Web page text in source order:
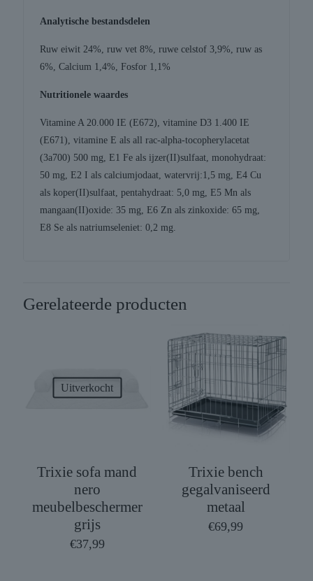
Analytische bestandsdelen
Ruw eiwit 24%, ruw vet 8%, ruwe celstof 3,9%, ruw as
6%, Calcium 1,4%, Fosfor 1,1%
Nutritionele waardes
Vitamine A 20.000 IE (E672), vitamine D3 1.400 IE
(E671), vitamine E als all rac-alpha-tocopherylacetat
(3a700) 500 mg, E1 Fe als ijzer(II)sulfaat, monohydraat:
50 mg, E2 I als calciumjodaat, watervrij:1,5 mg, E4 Cu
als koper(II)sulfaat, pentahydraat: 5,0 mg, E5 Mn als
mangaan(II)oxide: 35 mg, E6 Zn als zinkoxide: 65 mg,
E8 Se als natriumseleniet: 0,2 mg.
Gerelateerde producten
Uitverkocht
Trixie sofa mand
nero
meubelbeschermer
grijs
€37,99
Trixie bench
gegalvaniseerd
metaal
€69,99